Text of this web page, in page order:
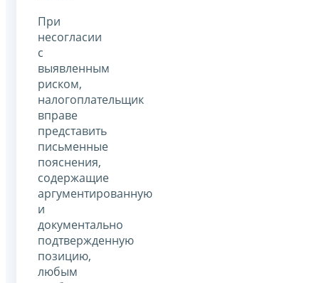
При
несогласии
с
выявленным
риском,
налогоплательщик
вправе
представить
письменные
пояснения,
содержащие
аргументированную
и
документально
подтвержденную
позицию,
любым